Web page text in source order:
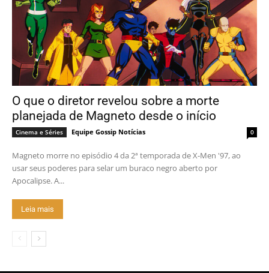
O que o diretor revelou sobre a morte
planejada de Magneto desde o início
Cinema e Séries Equipe Gossip Notícias 0
Magneto morre no episódio 4 da 2ª temporada de X-Men '97, ao
usar seus poderes para selar um buraco negro aberto por
Apocalipse. A...
Leia mais